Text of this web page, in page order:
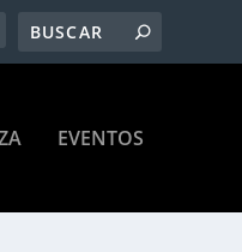
EVENTOS